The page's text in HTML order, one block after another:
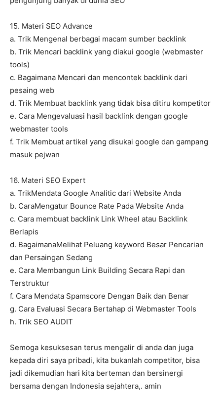
15. Materi SEO Advance
a. Trik Mengenal berbagai macam sumber backlink
b. Trik Mencari backlink yang diakui google (webmaster
tools)
c. Bagaimana Mencari dan mencontek backlink dari
pesaing web
d. Trik Membuat backlink yang tidak bisa ditiru kompetitor
e. Cara Mengevaluasi hasil backlink dengan google
webmaster tools
f. Trik Membuat artikel yang disukai google dan gampang
masuk pejwan
16. Materi SEO Expert
a. TrikMendata Google Analitic dari Website Anda
b. CaraMengatur Bounce Rate Pada Website Anda
c. Cara membuat backlink Link Wheel atau Backlink
Berlapis
d. BagaimanaMelihat Peluang keyword Besar Pencarian
dan Persaingan Sedang
e. Cara Membangun Link Building Secara Rapi dan
Terstruktur
f. Cara Mendata Spamscore Dengan Baik dan Benar
g. Cara Evaluasi Secara Bertahap di Webmaster Tools
h. Trik SEO AUDIT
Semoga kesuksesan terus mengalir di anda dan juga
kepada diri saya pribadi, kita bukanlah competitor, bisa
jadi dikemudian hari kita berteman dan bersinergi
bersama dengan Indonesia sejahtera,. amin